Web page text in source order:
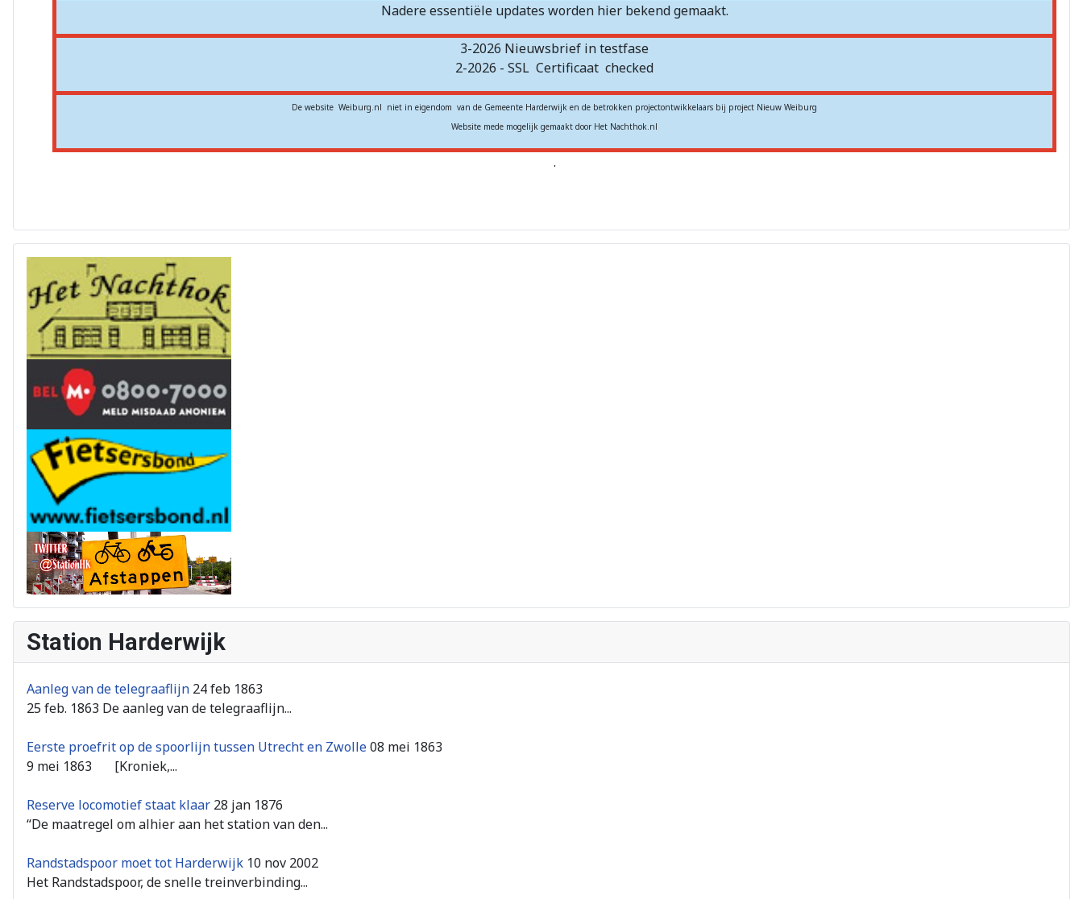
Nadere essentiële updates worden hier bekend gemaakt.
3-2026 Nieuwsbrief in testfase
2-2026 - SSL Certificaat checked
De website Weiburg.nl niet in eigendom van de Gemeente Harderwijk en de betrokken projectontwikkelaars bij project Nieuw Weiburg
Website mede mogelijk gemaakt door Het Nachthok.nl
.
Station Harderwijk
Aanleg van de telegraaflijn 24 feb 1863
25 feb. 1863 De aanleg van de telegraaflijn...
Eerste proefrit op de spoorlijn tussen Utrecht en Zwolle08 mei 1863
9 mei 1863 [Kroniek,...
Reserve locomotief staat klaar 28 jan 1876
“De maatregel om alhier aan het station van den...
Randstadspoor moet tot Harderwijk 10 nov 2002
Het Randstadspoor, de snelle treinverbinding...